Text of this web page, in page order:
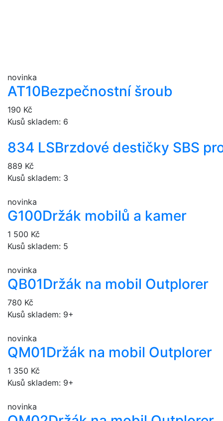
novinka
AT10Bezpečnostní šroub
190 Kč
Kusů skladem: 6
834 LSBrzdové destičky SBS
889 Kč
Kusů skladem: 3
novinka
G100Držák mobilů a kamer
1 500 Kč
Kusů skladem: 5
novinka
QB01Držák na mobil Outplorer
780 Kč
Kusů skladem: 9+
novinka
QM01Držák na mobil Outplorer
1 350 Kč
Kusů skladem: 9+
novinka